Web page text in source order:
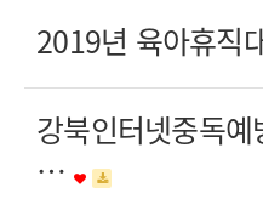
2019년 육아휴직
강북인터넷중독
…